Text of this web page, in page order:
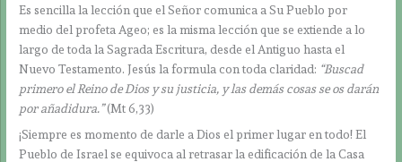
Es sencilla la lección que el Señor comunica a Su Pueblo por
medio del profeta Ageo; es la misma lección que se extiende a lo
largo de toda la Sagrada Escritura, desde el Antiguo hasta el
Nuevo Testamento. Jesús la formula con toda claridad: “Buscad
primero el Reino de Dios y su justicia, y las demás cosas se os darán
por añadidura.”(Mt 6,33)
¡Siempre es momento de darle a Dios el primer lugar en todo! El
Pueblo de Israel se equivoca al retrasar la edificación de la Casa